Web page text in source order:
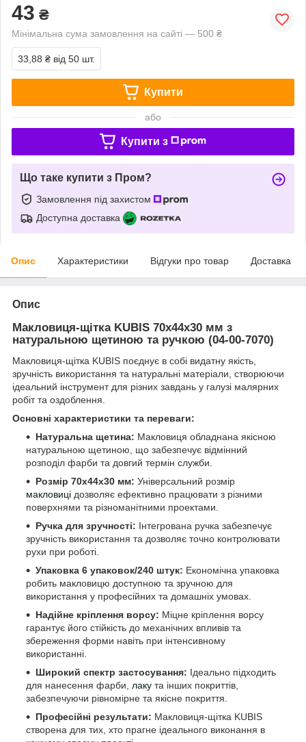
43 ₴
Мінімальна сума замовлення на сайті — 500 ₴
33,88 ₴ від 50 шт.
Купити
або
Купити з
Що таке купити з Пром?
Замовлення під захистом
Доступна доставка
Опис Характеристики Відгуки про товар Доставка
Опис
Макловиця-щітка KUBIS 70х44х30 мм з
натуральною щетиною та ручкою (04-00-7070)
Макловиця-щітка KUBIS поєднує в собі видатну якість,
зручність використання та натуральні матеріали, створюючи
ідеальний інструмент для різних завдань у галузі малярних
робіт та оздоблення.
Основні характеристики та переваги:
Натуральна щетина: Макловиця обладнана якісною
натуральною щетиною, що забезпечує відмінний
розподіл фарби та довгий термін служби.
Розмір 70х44х30 мм: Універсальний розмір
макловиці дозволяє ефективно працювати з різними
поверхнями та різноманітними проектами.
Ручка для зручності: Інтегрована ручка забезпечує
зручність використання та дозволяє точно контролювати
рухи при роботі.
Упаковка 6 упаковок/240 штук: Економічна упаковка
робить макловицю доступною та зручною для
використання у професійних та домашніх умовах.
Надійне кріплення ворсу: Міцне кріплення ворсу
гарантує його стійкість до механічних впливів та
збереження форми навіть при інтенсивному
використанні.
Широкий спектр застосування: Ідеально підходить
для нанесення фарби, лаку та інших покриттів,
забезпечуючи рівномірне та якісне покриття.
Професійні результати: Макловиця-щітка KUBIS
створена для тих, хто прагне ідеального виконання в